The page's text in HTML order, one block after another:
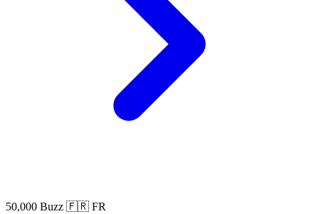
50,000 Buzz 🇫🇷 FR